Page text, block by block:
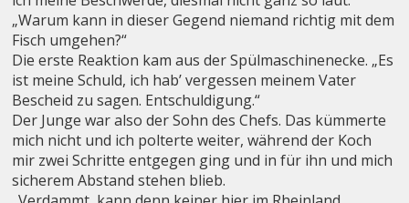
„Warum kann in dieser Gegend niemand richtig mit dem
Fisch umgehen?“
Die erste Reaktion kam aus der Spülmaschinenecke. „Es
ist meine Schuld, ich hab’ vergessen meinem Vater
Bescheid zu sagen. Entschuldigung.“
Der Junge war also der Sohn des Chefs. Das kümmerte
mich nicht und ich polterte weiter, während der Koch
mir zwei Schritte entgegen ging und in für ihn und mich
sicherem Abstand stehen blieb.